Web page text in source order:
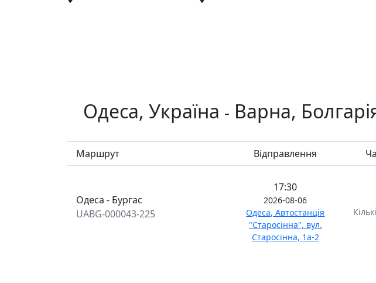
Одеса, Україна - Варна,
Маршрут Відправлення
Одеса - Бургас
UABG-000043-225
17:30
2026-08-06
Одеса, Автостанція
"Старосінна", вул.
Старосінна, 1а-2